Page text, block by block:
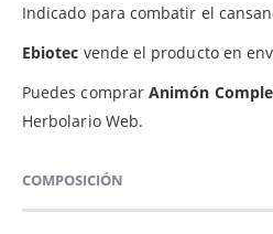
Indicado para combatir el
Ebiotec vende el producto en
Puedes comprarAnimón
Herbolario Web.
COMPOSICIÓN